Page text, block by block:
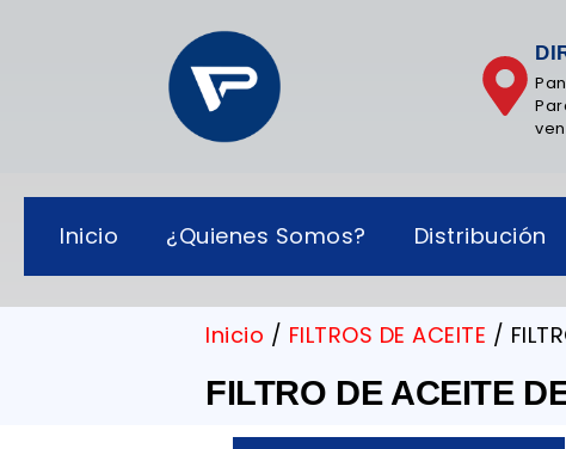
Inicio ¿Quienes Somos? Distribución
Inicio / FILTROS DE ACEITE /
FILTRO DE ACEITE